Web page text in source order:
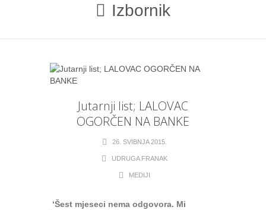
Izbornik
Jutarnji list; LALOVAC
OGORČEN NA BANKE
26. SVIBNJA 2015.
UDRUGA FRANAK
MEDIJI
‘Šest mjeseci nema odgovora. Mi